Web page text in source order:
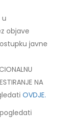
u
objave
javne
NA
OVDJE.